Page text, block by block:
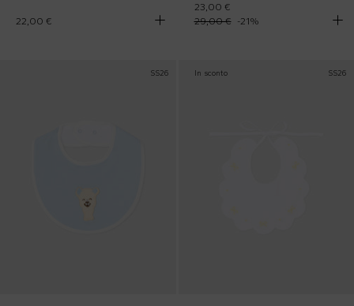
22,00 €
23,00 €
29,00 €
-21%
SS26 In sconto SS26